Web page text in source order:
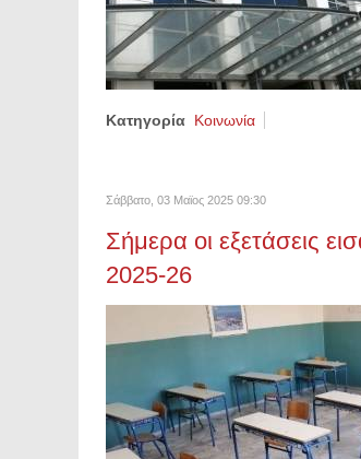
Κατηγορία Κοινωνία
Σάββατο, 03 Μαϊος 2025 09:30
Σήμερα οι εξετάσεις
2025-26